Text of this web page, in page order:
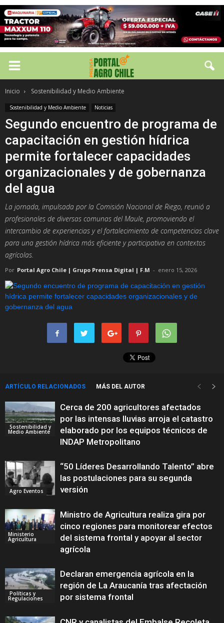
Inicio Sostenibilidad y Medio Ambiente
Sostenibilidad y Medio Ambiente Noticias
Segundo encuentro de programa de
capacitación en gestión hídrica
permite fortalecer capacidades
organizacionales y de gobernanza
del agua
La jornada, impulsada por la Comisión Nacional de Riego, reunió a
profesionales de diversas comunas del Maule, promoviendo el
intercambio de experiencias y el fortalecimiento de competencias clave
para una gestión hídrica más eficiente y participativa en contextos
agrícolas.
Por Portal Agro Chile | Grupo Prensa Digital | F.M - enero 15, 2026
ARTÍCULO RELACIONADOS MÁS DEL AUTOR
Sostenibilidad y
Medio Ambiente
Cerca de 200 agricultores afectados
por las intensas lluvias arroja el catastro
elaborado por los equipos técnicos de
INDAP Metropolitano
Agro Eventos
“50 Líderes Desarrollando Talento” abre
las postulaciones para su segunda
versión
Ministerio
Agricultura
Ministro de Agricultura realiza gira por
cinco regiones para monitorear efectos
del sistema frontal y apoyar al sector
agrícola
Políticas y
Regulaciones
Declaran emergencia agrícola en la
región de La Araucanía tras afectación
por sistema frontal